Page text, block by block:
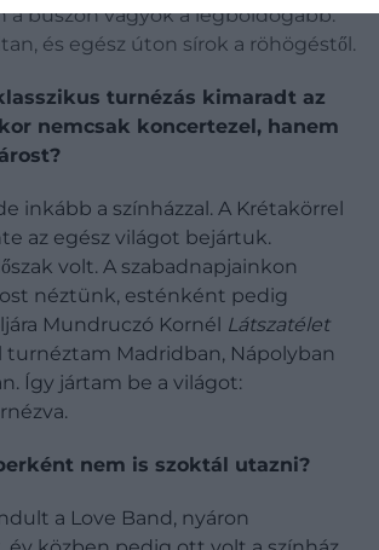
a buszon vagyok a legboldogabb.
és egész úton sírok a röhögéstől.
turnézás kimaradt az
nemcsak koncerte­zel, hanem
inkább a színházzal. A Krétakörrel
az egész világot bejártuk.
volt. A szabadnapjainkon
néztünk, esténként pedig
Mundruczó Kornél Látszatélet
turnéztam Madridban, Nápolyban
Így jártam be a világot:
nem is szoktál utazni?
a Love Band, nyáron